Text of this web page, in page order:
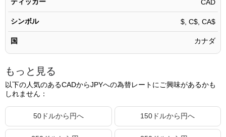
1000.16 CAD 112,420.58円
1000.18 CAD 112,422.83円
1000.20 CAD 112,425.08円
1000.21 CAD
1000.22 CAD 112,427.33円
1000.23 CAD 112,428.45円
CAD
シンボル $, C$, CA$
国 カナダ
もっと見る
以下の人気のあるCADからJPYへの為替レートにご興味があるかも
しれません：
50ドルから円へ 150ドルから円へ